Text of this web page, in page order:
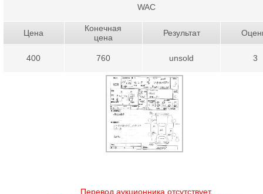
WAC
Цена
400
Конечная
цена
760
Результат
unsold 3
Перевод аукционника отсутствует.